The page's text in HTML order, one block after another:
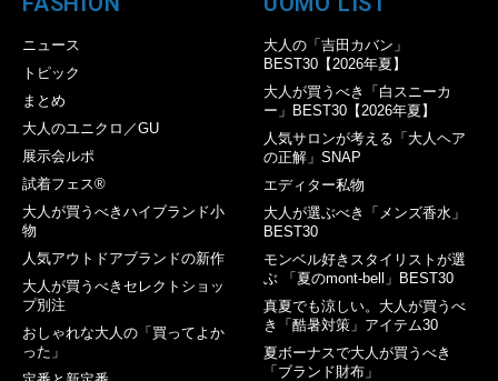
ニュース
トピック
まとめ
大人のユニクロ／GU
展示会ルポ
試着フェス®︎
大人が買うべきハイブランド小
物
人気アウトドアブランドの新作
大人が買うべきセレクトショッ
プ別注
おしゃれな大人の「買ってよか
った」
大人の「吉田カバン」
BEST30【2026年夏】
大人が買うべき「白スニーカ
ー」BEST30【2026年夏】
人気サロンが考える「大人ヘア
の正解」SNAP
エディター私物
大人が選ぶべき「メンズ香水」
BEST30
モンベル好きスタイリストが選
ぶ 「夏のmont-bell」BEST30
真夏でも涼しい。大人が買うべ
き「酷暑対策」アイテム30
夏ボーナスで大人が買うべき
「ブランド財布」